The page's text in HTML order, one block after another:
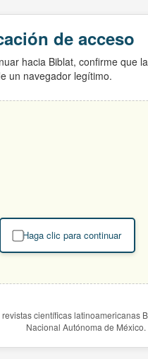
de acceso
hacia Biblat, confirme que
un navegador legítimo.
Haga clic para continuar
científicas latinoamericanas
Nacional Autónoma de México.